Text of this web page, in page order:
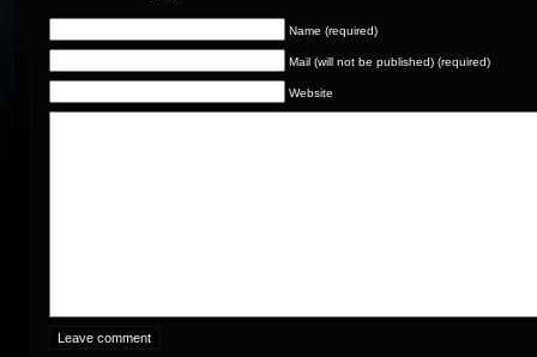
Name (required)
Mail (will not be published) (required)
Website